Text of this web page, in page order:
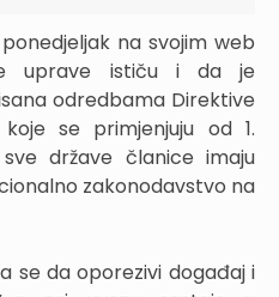
na svojim web
uprave ističu i da je
odredbama Direktive
se primjenjuju od 1.
države članice imaju
zakonodavstvo na
se da oporezivi događaj i